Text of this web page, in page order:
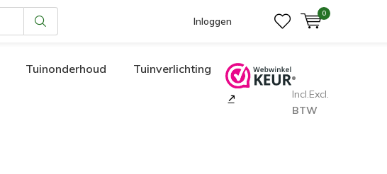
Inloggen
0
Tuinonderhoud Tuinverlichting
Incl.Excl.
BTW